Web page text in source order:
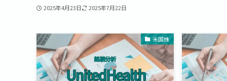
2025年4月23日 2025年7月22日
米国株